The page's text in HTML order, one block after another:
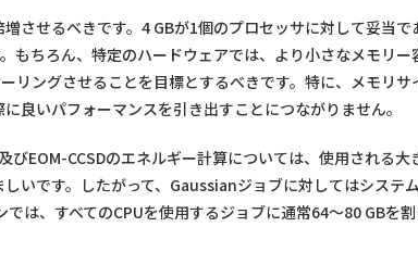
させるべきです。4 GBが1個のプロセッサに対して妥当
もちろん、特定のハードウェアでは、より小さなメモリ
リングさせることを目標とするべきです。特に、メモリ
良いパフォーマンスを引き出すことにつながりません。
びEOM-CCSDのエネルギー計算については、使用される
いです。したがって、Gaussianジョブに対してはシステ
は、すべてのCPUを使用するジョブに通常64〜80 GBを